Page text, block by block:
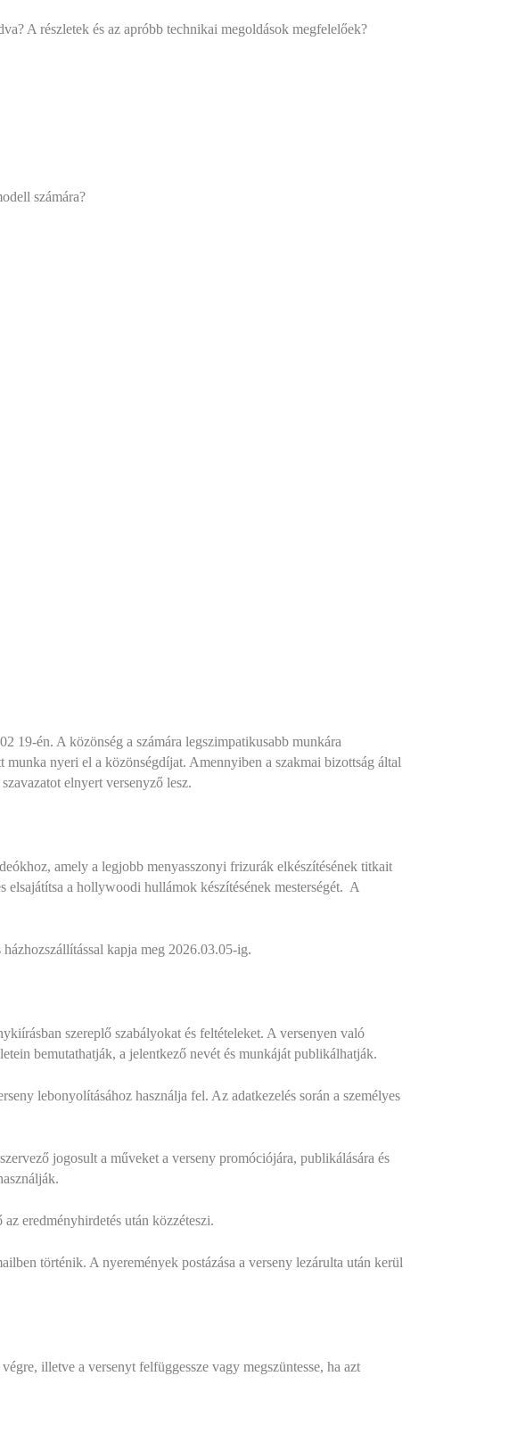
részletek és az apróbb technikai megoldások megfelelőek?
számára?
19-én. A közönség a számára legszimpatikusabb munkára
munka nyeri el a közönségdíjat. Amennyiben a szakmai bizottság által
elnyert versenyző lesz.
amely a legjobb menyasszonyi frizurák elkészítésének titkait
elsajátítsa a hollywoodi hullámok készítésének mesterségét. A
kapja meg 2026.03.05-ig.
szereplő szabályokat és feltételeket. A versenyen való
bemutathatják, a jelentkező nevét és munkáját publikálhatják.
lebonyolításához használja fel. Az adatkezelés során a személyes
jogosult a műveket a verseny promóciójára, publikálására és
eredményhirdetés után közzéteszi.
történik. A nyeremények postázása a verseny lezárulta után kerül
illetve a versenyt felfüggessze vagy megszüntesse, ha azt